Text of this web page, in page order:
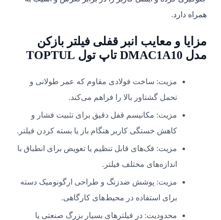
همراه دارد.
مزایا و معایب انبر قفلی فیلتر بازکن
مدل DMAC1A10 تاپ تول TOPTUL
مزیت: ساخت فولادی مقاوم که عمر طولانی و
تحمل گشتاور بالا را فراهم می‌کند.
مزیت: مکانیسم قفل دقیق برای تثبیت فشار و
کاهش خستگی کاربر هنگام باز یا بسته کردن فیلتر.
مزیت: فک‌های قابل تنظیم یا تعویض برای انطباق با
اندازه‌های مختلف فیلتر.
مزیت: پوشش ضدزنگ و طراحی ارگونومیک دسته
برای استفاده در محیط‌های کارگاهی.
محدودیت: در فیلترهای بسیار بزرگ صنعتی یا